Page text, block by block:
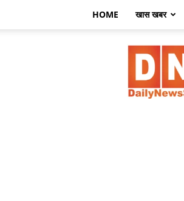
HOME खास खबर